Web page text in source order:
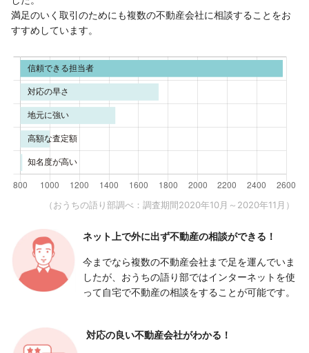
満足のいく取引のためにも複数の不動産会社に相談することをお
すすめしています。
（おうちの語り部調べ：調査期間2020年10月～2020年11月）
ネット上で外に出ず不動産の相談ができる！
今までなら複数の不動産会社まで足を運んでいま
したが、おうちの語り部ではインターネットを使
って自宅で不動産の相談をすることが可能です。
対応の良い不動産会社がわかる！